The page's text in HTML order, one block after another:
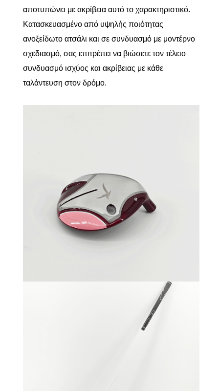
αποτυπώνει με ακρίβεια αυτό το χαρακτηριστικό.
Κατασκευασμένο από υψηλής ποιότητας
ανοξείδωτο ατσάλι και σε συνδυασμό με μοντέρνο
σχεδιασμό, σας επιτρέπει να βιώσετε τον τέλειο
συνδυασμό ισχύος και ακρίβειας με κάθε
ταλάντευση στον δρόμο.